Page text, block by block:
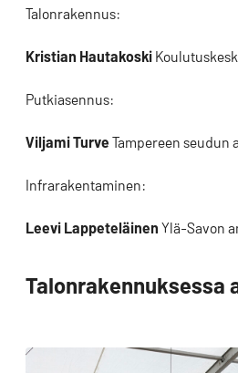
Talonrakennus:
Kristian Hautakoski
Putkiasennus:
Viljami Turve Tampereen seudun
Infrarakentaminen:
Leevi Lappeteläinen Ylä-Savon
Talonrakennuksessa